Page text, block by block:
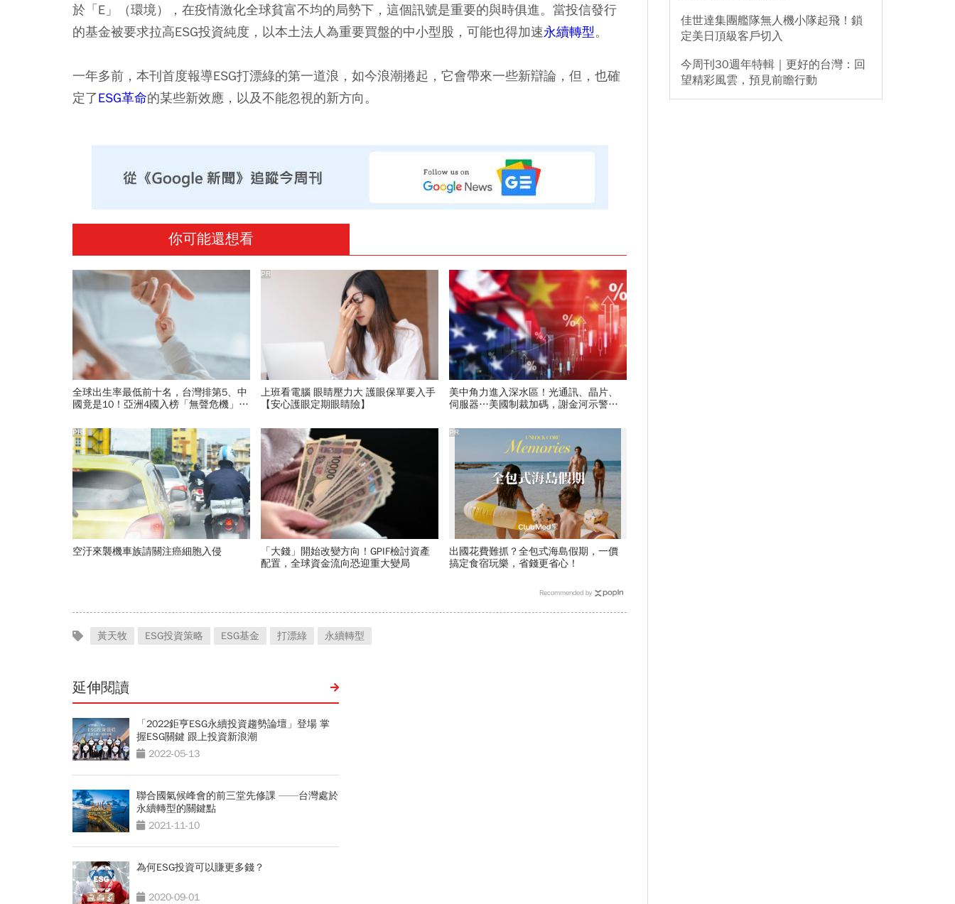
於「E」（環境），在疫情激化全球貧富不均的局勢下，這個訊號是重要的與時俱進。當投信發行
的基金被要求拉高ESG投資純度，以本土法人為重要買盤的中小型股，可能也得加速永續轉型。
一年多前，本刊首度報導ESG打漂綠的第一道浪，如今浪潮捲起，它會帶來一些新辯論，但，也確
定了ESG革命的某些新效應，以及不能忽視的新方向。
你可能還想看
全球出生率最低前十名，台灣排第5、中
國竟是10！亞洲4國入榜「無聲危機」，
上班看電腦 眼睛壓力大 護眼保單要入手
【安心護眼定期眼睛險】
PR
美中角力進入深水區！光通訊、晶片、
伺服器…美國制裁加碼，謝金河示警台
空汙來襲機車族請關注癌細胞入侵
PR
「大錢」開始改變方向！GPIF檢討資產
配置，全球資金流向恐迎重大變局
出國花費難抓？全包式海島假期，一價
搞定食宿玩樂，省錢更省心！
PR
Recommended by
黃天牧 ESG投資策略 ESG基金 打漂綠 永續轉型
延伸閱讀
「2022鉅亨ESG永續投資趨勢論壇」登場 掌
握ESG關鍵 跟上投資新浪潮
2022-05-13
聯合國氣候峰會的前三堂先修課 ——台灣處於
永續轉型的關鍵點
2021-11-10
為何ESG投資可以賺更多錢？
2020-09-01
佳世達集團艦隊無人機小隊起飛！鎖
定美日頂級客戶切入
今周刊30週年特輯｜更好的台灣：回
望精彩風雲，預見前瞻行動